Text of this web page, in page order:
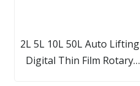
2L 5L 10L 50L Auto Lifting
Digital Thin Film Rotary